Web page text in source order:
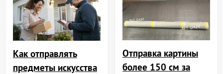
Как отправлять
предметы искусства
Отправка картины
более 150 см за